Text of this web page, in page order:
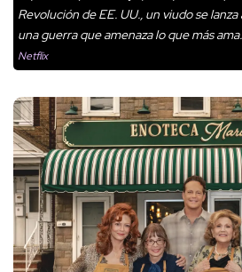
Revolución de EE. UU., un viudo se
una guerra que amenaza lo que más ama.
Netflix